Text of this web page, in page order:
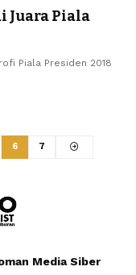
Juara Piala
Piala Presiden 2018
6 7
Media Siber